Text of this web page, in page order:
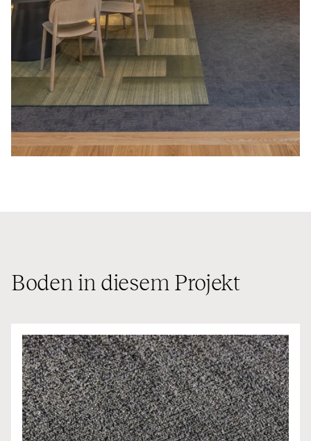
Boden in diesem Projekt